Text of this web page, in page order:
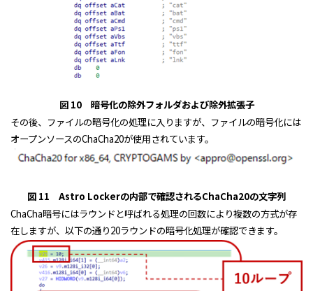
図 10 暗号化の除外フォルダおよび除外拡張子
その後、ファイルの暗号化の処理に入りますが、ファイルの暗号化には
オープンソースのChaCha20が使用されています。
図 11 Astro Lockerの内部で確認されるChaCha20の文字列
ChaCha暗号にはラウンドと呼ばれる処理の回数により複数の方式が存
在しますが、以下の通り20ラウンドの暗号化処理が確認できます。